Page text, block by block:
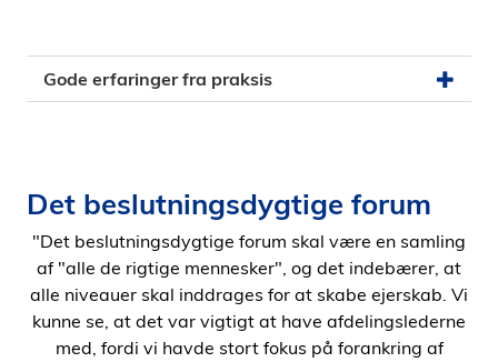
Gode erfaringer fra praksis
Det beslutningsdygtige forum
"Det beslutningsdygtige forum skal være en samling
af "alle de rigtige mennesker", og det indebærer, at
alle niveauer skal inddrages for at skabe ejerskab. Vi
kunne se, at det var vigtigt at have afdelingslederne
med, fordi vi havde stort fokus på forankring af